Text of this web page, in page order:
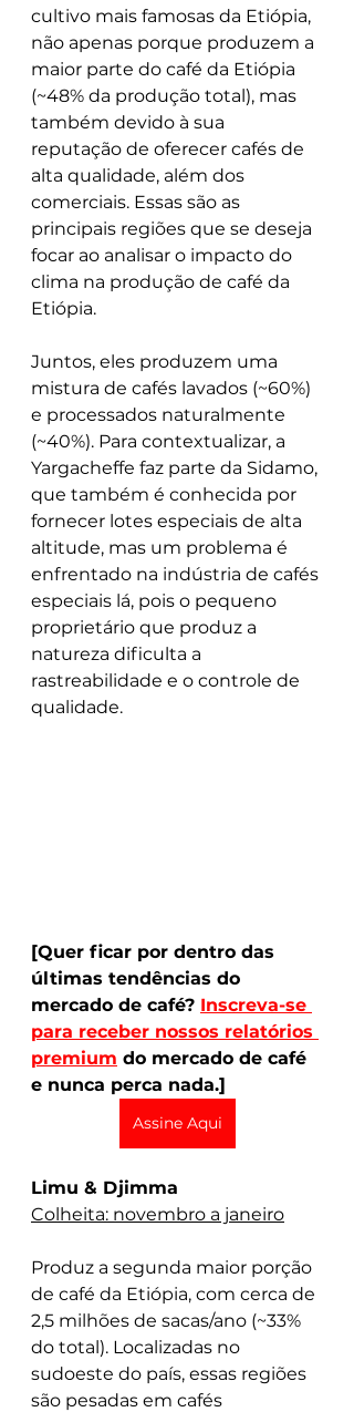
cultivo mais famosas da Etiópia,
não apenas porque produzem a
maior parte do café da Etiópia
(~48% da produção total), mas
também devido à sua
reputação de oferecer cafés de
alta qualidade, além dos
comerciais. Essas são as
principais regiões que se deseja
focar ao analisar o impacto do
clima na produção de café da
Etiópia.
Juntos, eles produzem uma
mistura de cafés lavados (~60%)
e processados ​​naturalmente
(~40%). Para contextualizar, a
Yargacheffe faz parte da Sidamo,
que também é conhecida por
fornecer lotes especiais de alta
altitude, mas um problema é
enfrentado na indústria de cafés
especiais lá, pois o pequeno
proprietário que produz a
natureza dificulta a
rastreabilidade e o controle de
qualidade.
[Quer ficar por dentro das
últimas tendências do
mercado de café? Inscreva-se
para receber nossos relatórios
premium do mercado de café
e nunca perca nada.]
Assine Aqui
Limu & Djimma
Colheita: novembro a janeiro
Produz a segunda maior porção
de café da Etiópia, com cerca de
2,5 milhões de sacas/ano (~33%
do total). Localizadas no
sudoeste do país, essas regiões
são pesadas em cafés